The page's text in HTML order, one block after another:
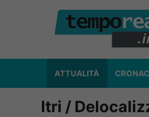
ATTUALITÀ
Itri /